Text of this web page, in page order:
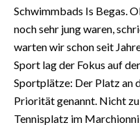
Schwimmbads Is Begas.
noch sehr jung waren,
warten wir schon seit
Sport lag der Fokus auf
Sportplätze: Der Platz an
Priorität genannt. Nicht
Tennisplatz im